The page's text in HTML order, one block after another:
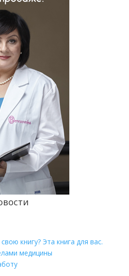
книгу? Эта книга для вас.
медицины